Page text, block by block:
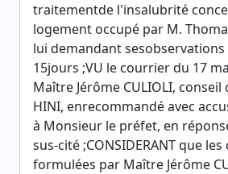
traitementde l'insalubrité
logement occupé par M.
lui demandant
15jours ;VU le courrier du 17
Maître Jérôme CULIOLI, conseil
HINI, enrecommandé avec
à Monsieur le préfet, en
sus-cité ;CONSIDERANT que
formulées par Maître Jérôme